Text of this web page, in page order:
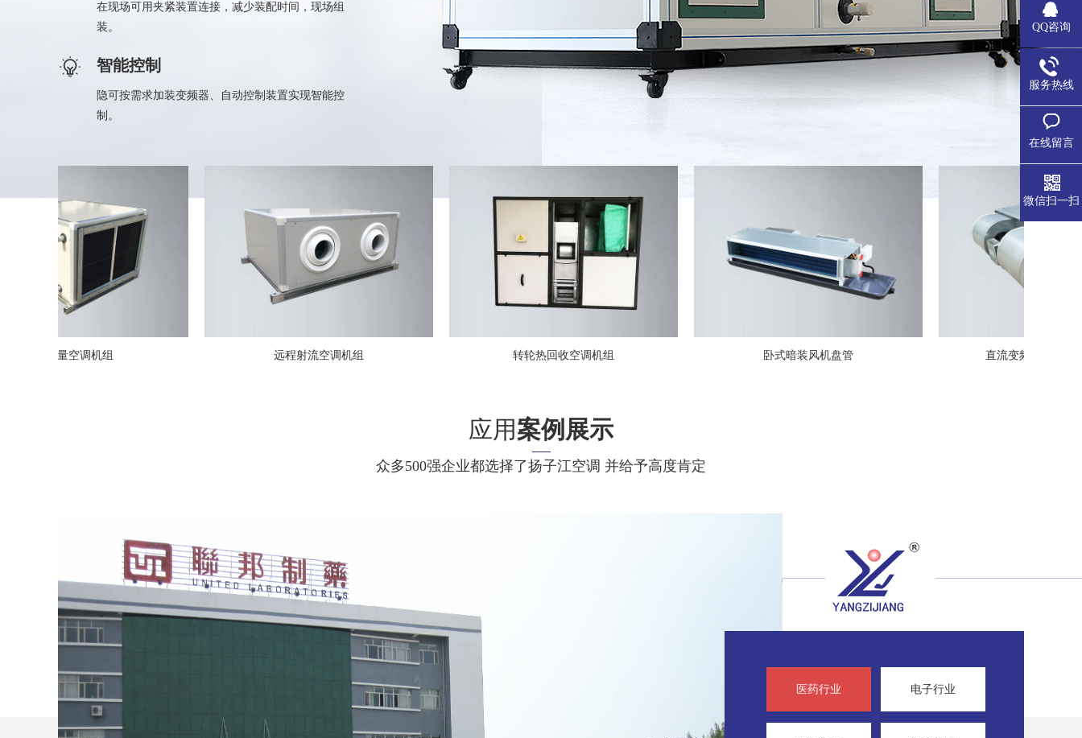
在现场可用夹紧装置连接，减少装配时间，现场组
装。
智能控制
隐可按需求加装变频器、自动控制装置实现智能控
制。
远程射流空调机组 转轮热回收空调机组 卧式暗装风机盘管 直流变频卧式暗装风机盘管
应用案例展示
众多500强企业都选择了扬子江空调 并给予高度肯定
医药行业 电子行业
QQ咨询
服务热线
在线留言
微信扫一扫